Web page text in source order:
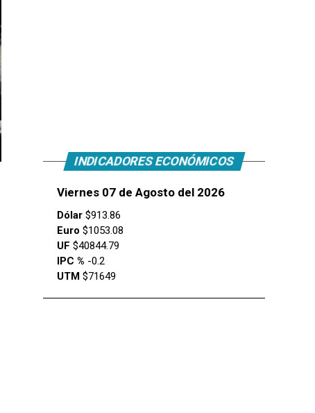
INDICADORES ECONÓMICOS
Viernes 07 de Agosto del 2026
Dólar $913.86
Euro $1053.08
UF $40844.79
IPC % -0.2
UTM $71649